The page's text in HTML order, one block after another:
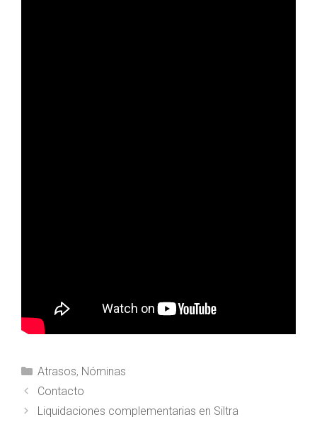
Categorías
Atrasos, Nóminas
Navegación
de
Contacto
Liquidaciones complementarias en Siltra